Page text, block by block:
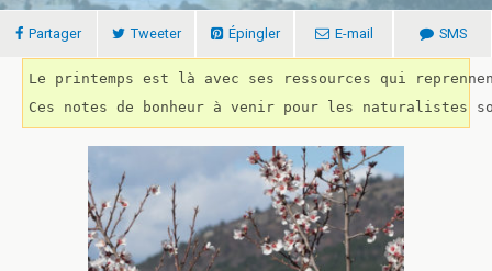
Partager Tweeter Épingler E-mail SMS
Le printemps est là avec ses ressources qui
Ces notes de bonheur à venir pour les naturalistes